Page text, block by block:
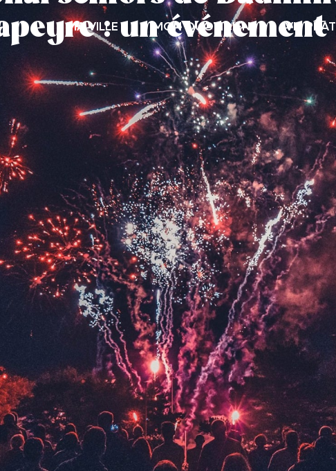
MA VILLE MON QUOTIDIEN VIE
: un